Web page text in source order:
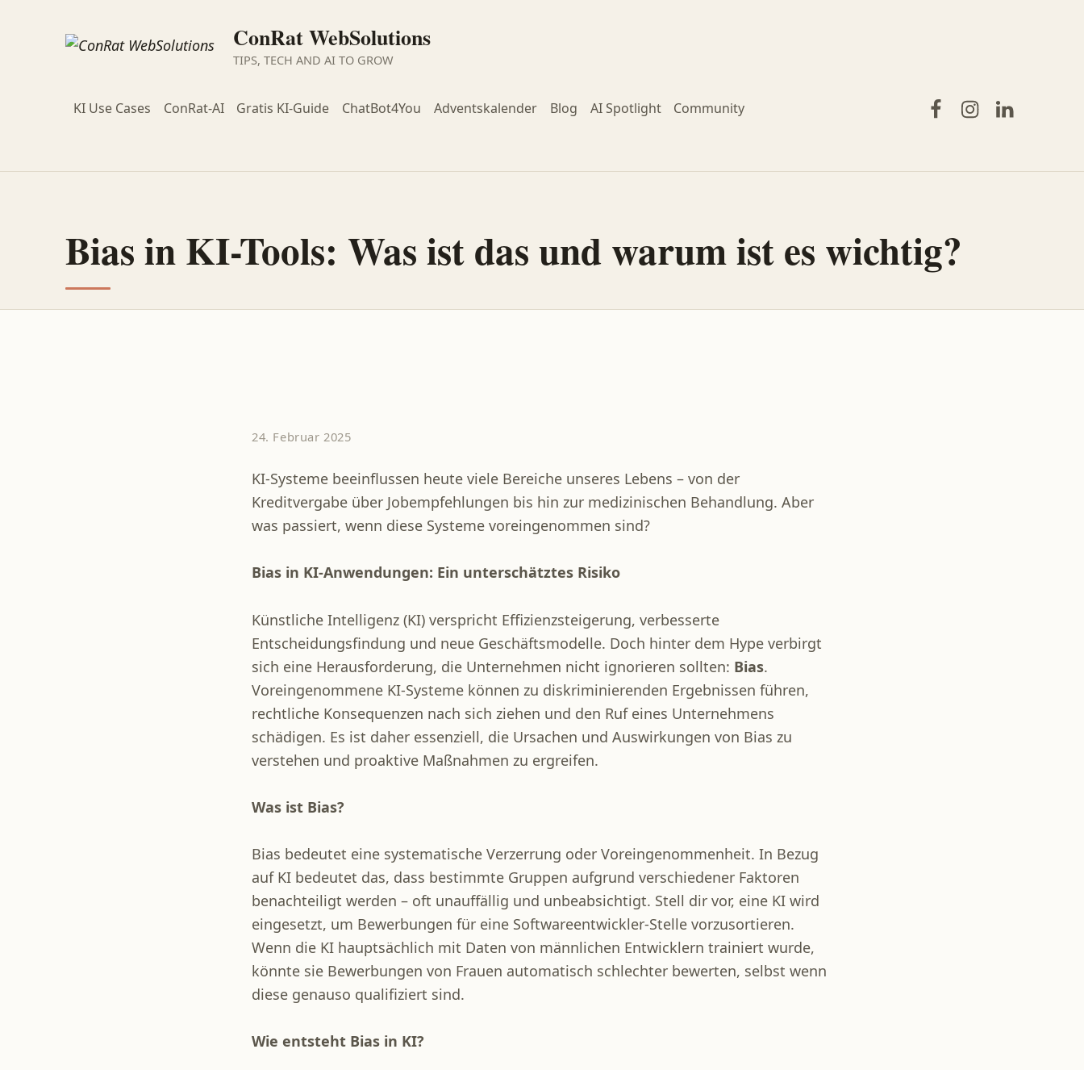
ConRat WebSolutions
TIPS, TECH AND AI TO GROW
KI Use Cases ConRat-AI Gratis KI-Guide ChatBot4You Adventskalender Blog AI Spotlight Community
Bias in KI-Tools: Was ist das und warum ist es wichtig?
24. Februar 2025
KI-Systeme beeinflussen heute viele Bereiche unseres Lebens – von der
Kreditvergabe über Jobempfehlungen bis hin zur medizinischen Behandlung. Aber
was passiert, wenn diese Systeme voreingenommen sind?
Bias in KI-Anwendungen: Ein unterschätztes Risiko
Künstliche Intelligenz (KI) verspricht Effizienzsteigerung, verbesserte
Entscheidungsfindung und neue Geschäftsmodelle. Doch hinter dem Hype verbirgt
sich eine Herausforderung, die Unternehmen nicht ignorieren sollten: Bias.
Voreingenommene KI-Systeme können zu diskriminierenden Ergebnissen führen,
rechtliche Konsequenzen nach sich ziehen und den Ruf eines Unternehmens
schädigen. Es ist daher essenziell, die Ursachen und Auswirkungen von Bias zu
verstehen und proaktive Maßnahmen zu ergreifen.
Was ist Bias?
Bias bedeutet eine systematische Verzerrung oder Voreingenommenheit. In Bezug
auf KI bedeutet das, dass bestimmte Gruppen aufgrund verschiedener Faktoren
benachteiligt werden – oft unauffällig und unbeabsichtigt. Stell dir vor, eine KI wird
eingesetzt, um Bewerbungen für eine Softwareentwickler-Stelle vorzusortieren.
Wenn die KI hauptsächlich mit Daten von männlichen Entwicklern trainiert wurde,
könnte sie Bewerbungen von Frauen automatisch schlechter bewerten, selbst wenn
diese genauso qualifiziert sind.
Wie entsteht Bias in KI?